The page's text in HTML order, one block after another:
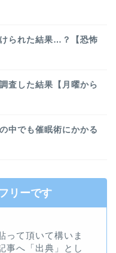
られた結果…？【恐怖
査した結果【月曜から
中でも催眠術にかかる
リーです
って頂いて構いま
事へ「出典」とし